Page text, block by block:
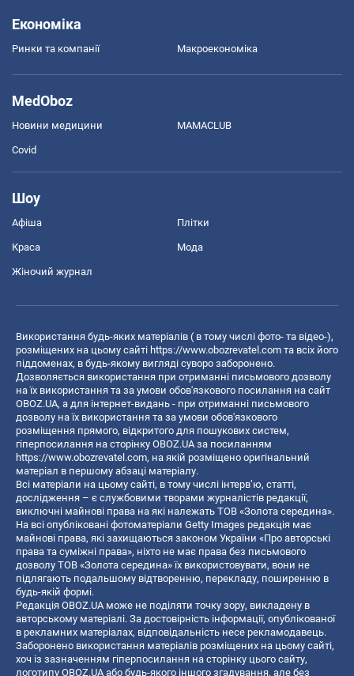
Економіка
Ринки та компанії Макроекономіка
MedOboz
Новини медицини MAMACLUB
Covid
Шоу
Афіша Плітки
Краса Мода
Жіночий журнал
Використання будь-яких матеріалів ( в тому числі фото- та відео-),
розміщених на цьому сайті https://www.obozrevatel.com та всіх його
піддоменах, в будь-якому вигляді суворо заборонено.
Дозволяється використання при отриманні письмового дозволу
на їх використання та за умови обов'язкового посилання на сайт
OBOZ.UA, а для інтернет-видань - при отриманні письмового
дозволу на їх використання та за умови обов'язкового
розміщення прямого, відкритого для пошукових систем,
гіперпосилання на сторінку OBOZ.UA за посиланням
https://www.obozrevatel.com, на якій розміщено оригінальний
матеріал в першому абзаці матеріалу.
Всі матеріали на цьому сайті, в тому числі інтерв’ю, статті,
дослідження – є службовими творами журналістів редакції,
виключні майнові права на які належать ТОВ «Золота середина».
На всі опубліковані фотоматеріали Getty Images редакція має
майнові права, які захищаються законом України «Про авторські
права та суміжні права», ніхто не має права без письмового
дозволу ТОВ «Золота середина» їх використовувати, вони не
підлягають подальшому відтворенню, перекладу, поширенню в
будь-якій формі.
Редакція OBOZ.UA може не поділяти точку зору, викладену в
авторському матеріалі. За достовірність інформації, опублікованої
в рекламних матеріалах, відповідальність несе рекламодавець.
Заборонено використання матеріалів розміщених на цьому сайті,
хоч із зазначенням гіперпосилання на сторінку цього сайту,
логотипу OBOZ.UA або будь-якого іншого згадування, але без